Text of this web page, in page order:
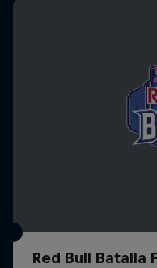
Red Bull Batalla